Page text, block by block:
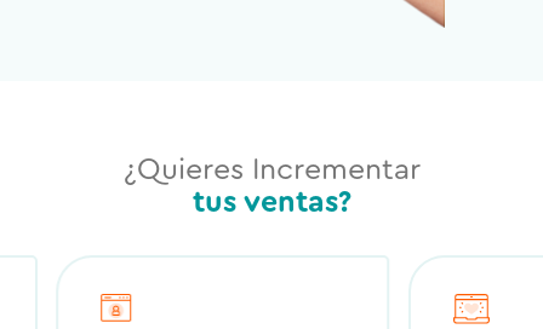
¿Quieres Incrementar
tus ventas?